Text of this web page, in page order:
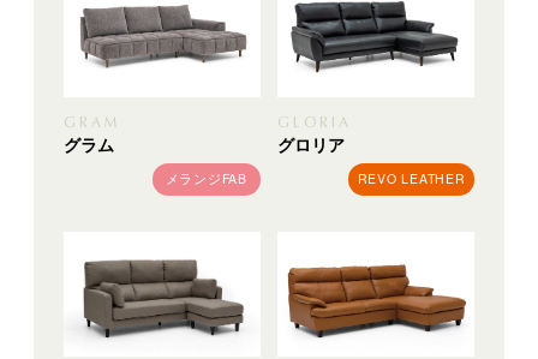
GRAM
グラム
メランジFAB
GLORIA
グロリア
REVO LEATHER